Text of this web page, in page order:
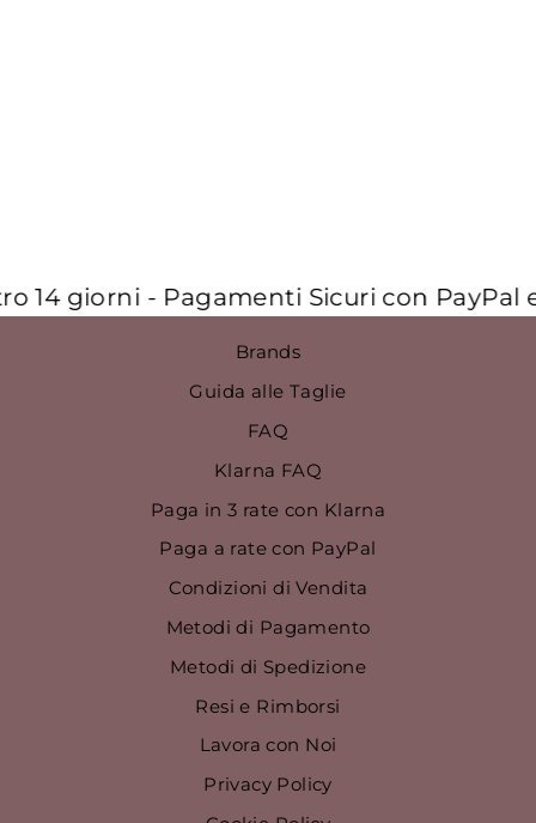
giorni - Pagamenti Sicuri con PayPal e a
Brands
Guida alle Taglie
FAQ
Klarna FAQ
Paga in 3 rate con Klarna
Paga a rate con PayPal
Condizioni di Vendita
Metodi di Pagamento
Metodi di Spedizione
Resi e Rimborsi
Lavora con Noi
Privacy Policy